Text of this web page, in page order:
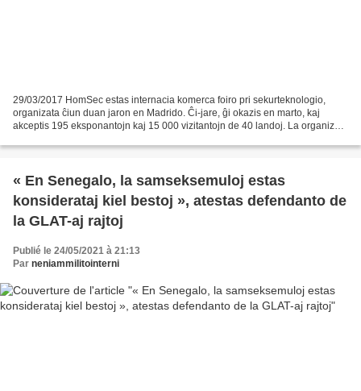
29/03/2017 HomSec estas internacia komerca foiro pri sekurteknologio,
organizata ĉiun duan jaron en Madrido. Ĉi-jare, ĝi okazis en marto, kaj
akceptis 195 eksponantojn kaj 15 000 vizitantojn de 40 landoj. La organizo
« En Senegalo, la samseksemuloj estas
konsiderataj kiel bestoj », atestas defendanto de
la GLAT-aj rajtoj
Publié le 24/05/2021 à 21:13
Par neniammilitointerni